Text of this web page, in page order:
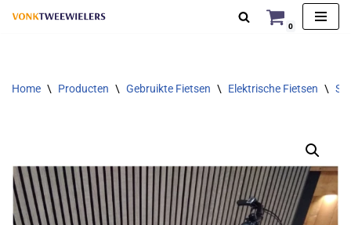
de
0
Home \ Producten \ Gebruikte Fietsen \ Elektrische Fietsen \